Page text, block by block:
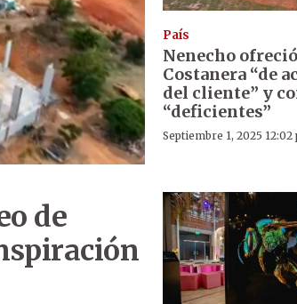
de
País
Nenecho
Costanera “de
del cliente” y
“deficientes”
Septiembre 1, 2025 12:02